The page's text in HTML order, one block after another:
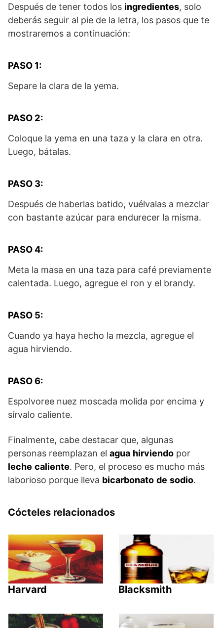
Después de tener todos los ingredientes, solo
deberás seguir al pie de la letra, los pasos que te
mostraremos a continuación:
PASO 1:
Separe la clara de la yema.
PASO 2:
Coloque la yema en una taza y la clara en otra.
Luego, bátalas.
PASO 3:
Después de haberlas batido, vuélvalas a mezclar
con bastante azúcar para endurecer la misma.
PASO 4:
Meta la masa en una taza para café previamente
calentada. Luego, agregue el ron y el brandy.
PASO 5:
Cuando ya haya hecho la mezcla, agregue el
agua hirviendo.
PASO 6:
Espolvoree nuez moscada molida por encima y
sírvalo caliente.
Finalmente, cabe destacar que, algunas
personas reemplazan el agua hirviendo por
leche caliente. Pero, el proceso es mucho más
laborioso porque lleva bicarbonato de sodio.
Cócteles relacionados
Harvard Blacksmith